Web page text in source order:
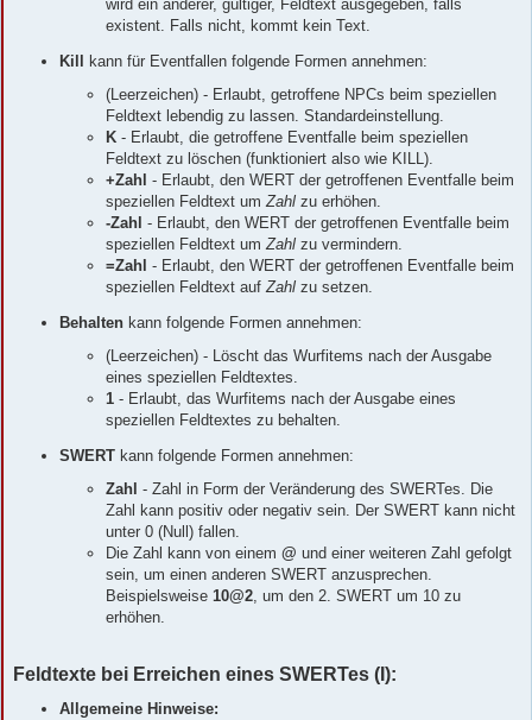
wird ein anderer, gültiger, Feldtext ausgegeben, falls
existent. Falls nicht, kommt kein Text.
Kill kann für Eventfallen folgende Formen annehmen:
(Leerzeichen) - Erlaubt, getroffene NPCs beim speziellen
Feldtext lebendig zu lassen. Standardeinstellung.
K - Erlaubt, die getroffene Eventfalle beim speziellen
Feldtext zu löschen (funktioniert also wie KILL).
+Zahl - Erlaubt, den WERT der getroffenen Eventfalle beim
speziellen Feldtext umZahl zu erhöhen.
-Zahl - Erlaubt, den WERT der getroffenen Eventfalle beim
speziellen Feldtext umZahl zu vermindern.
=Zahl - Erlaubt, den WERT der getroffenen Eventfalle beim
speziellen Feldtext aufZahl zu setzen.
Behalten kann folgende Formen annehmen:
(Leerzeichen) - Löscht das Wurfitems nach der Ausgabe
eines speziellen Feldtextes.
1 - Erlaubt, das Wurfitems nach der Ausgabe eines
speziellen Feldtextes zu behalten.
SWERT kann folgende Formen annehmen:
Zahl - Zahl in Form der Veränderung des SWERTes. Die
Zahl kann positiv oder negativ sein. Der SWERT kann nicht
unter 0 (Null) fallen.
Die Zahl kann von einem @ und einer weiteren Zahl gefolgt
sein, um einen anderen SWERT anzusprechen.
Beispielsweise 10@2, um den 2. SWERT um 10 zu
erhöhen.
Feldtexte bei Erreichen eines SWERTes (I):
Allgemeine Hinweise: